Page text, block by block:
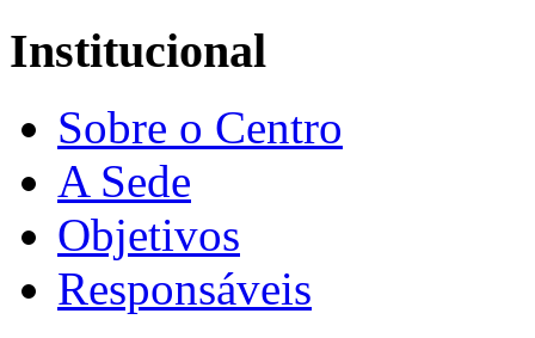
Institucional
Sobre o Centro
A Sede
Objetivos
Responsáveis